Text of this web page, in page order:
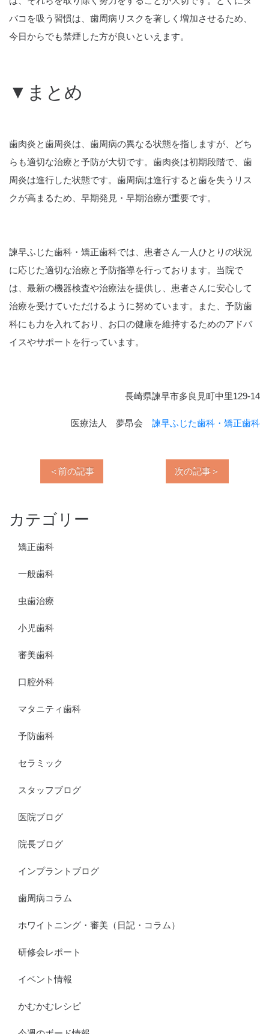
バコを吸う習慣は、歯周病リスクを著しく増加させるため、
今日からでも禁煙した方が良いといえます。
▼まとめ
歯肉炎と歯周炎は、歯周病の異なる状態を指しますが、どち
らも適切な治療と予防が大切です。歯肉炎は初期段階で、歯
周炎は進行した状態です。歯周病は進行すると歯を失うリス
クが高まるため、早期発見・早期治療が重要です。
諫早ふじた歯科・矯正歯科では、患者さん一人ひとりの状況
に応じた適切な治療と予防指導を行っております。当院で
は、最新の機器検査や治療法を提供し、患者さんに安心して
治療を受けていただけるように努めています。また、予防歯
科にも力を入れており、お口の健康を維持するためのアドバ
イスやサポートを行っています。
長崎県諫早市多良見町中里129-14
医療法人 夢昂会 諫早ふじた歯科・矯正歯科
＜前の記事 次の記事＞
カテゴリー
矯正歯科
一般歯科
虫歯治療
小児歯科
審美歯科
口腔外科
マタニティ歯科
予防歯科
セラミック
スタッフブログ
医院ブログ
院長ブログ
インプラントブログ
歯周病コラム
ホワイトニング・審美（日記・コラム）
研修会レポート
イベント情報
かむかむレシピ